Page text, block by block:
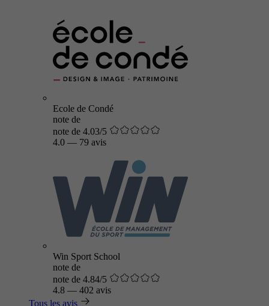
Ecole de Condé
note de
note de 4.03/5
4.0 — 79 avis
Win Sport School
note de
note de 4.84/5
4.8 — 402 avis
Tous les avis